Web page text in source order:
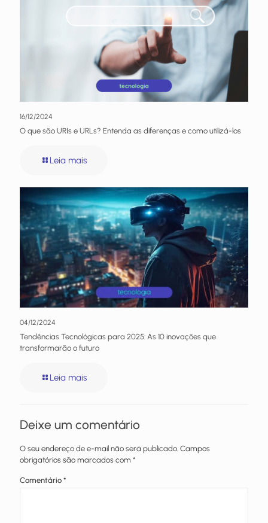
16/12/2024
O que são URIs e URLs? Entenda as diferenças e como utilizá-los
Leia mais
04/12/2024
Tendências Tecnológicas para 2025: As 10 inovações que
transformarão o futuro
Leia mais
Deixe um comentário
O seu endereço de e-mail não será publicado. Campos
obrigatórios são marcados com *
Comentário *